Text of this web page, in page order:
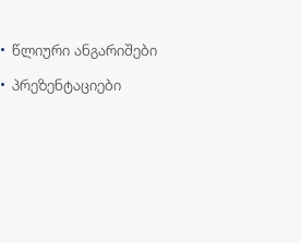
წლიური ანგარიშები
პრეზენტაციები